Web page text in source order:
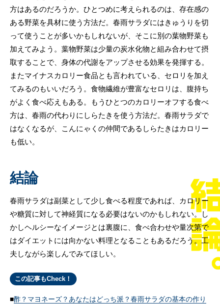
方はあるのだろうか。ひとつめに考えられるのは、存在感の
ある野菜を具材に使う方法だ。春雨サラダにはきゅうりを切
って使うことが多いかもしれないが、そこに別の葉物野菜も
加えてみよう。葉物野菜は少量の炭水化物と組み合わせて摂
取することで、身体の代謝をアップさせる効果を発揮する。
またマイナスカロリー食品とも言われている、セロリを加え
てみるのもいいだろう。食物繊維が豊富なセロリは、腹持ち
がよく食べ応えもある。もうひとつのカロリーオフする食べ
方は、春雨の代わりにしらたきを使う方法だ。春雨サラダで
はなくなるが、こんにゃくの仲間であるしらたきはカロリー
も低い。
結論
春雨サラダは副菜として少し食べる程度であれば、カロリー
や糖質に対して神経質になる必要はないのかもしれない。し
かしヘルシーなイメージとは裏腹に、食べ合わせや量次第で
はダイエットには向かない料理となることもあるだろう。工
夫しながら楽しんでみてほしい。
この記事もCheck！
酢？マヨネーズ？あなたはどっち派？春雨サラダの基本の作り